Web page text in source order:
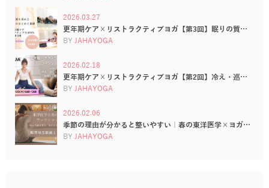
2026.03.27
更年期ケア×リストラクティブヨガ【第3回】眠りの質…
BY JAHAYOGA
2026.02.18
更年期ケア×リストラクティブヨガ【第2回】冷え・巡…
BY JAHAYOGA
2026.02.06
季節の理由が分かると整いやすい｜春の東洋医学×ヨガ…
BY JAHAYOGA